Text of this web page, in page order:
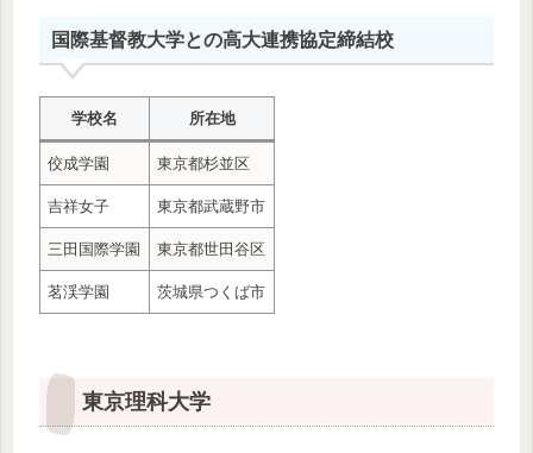
国際基督教大学との高大連携協定締結校
学校名 所在地
佼成学園 東京都杉並区
吉祥女子 東京都武蔵野市
三田国際学園 東京都世田谷区
茗渓学園 茨城県つくば市
東京理科大学